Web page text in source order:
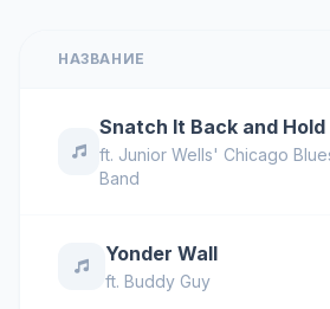
НАЗВАНИЕ
Snatch It Back and Hold
ft. Junior Wells' Chicago
Band
Yonder Wall
ft. Buddy Guy